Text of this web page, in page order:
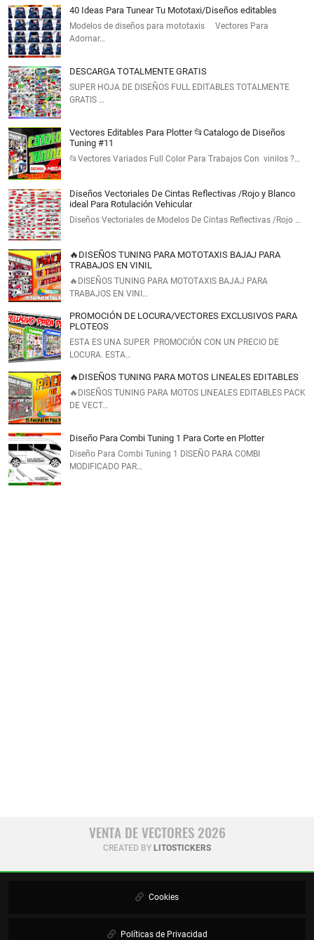
40 Ideas Para Tunear Tu Mototaxi/Diseños editables
Modelos de diseños para mototaxis Vectores Para
Adornar…
DESCARGA TOTALMENTE GRATIS
SUPER HOJA DE DISEÑOS FULL EDITABLES TOTALMENTE
GRATIS …
Vectores Editables Para Plotter 📂Catalogo de Diseños
Tuning #11
📂Vectores Variados Full Color Para Trabajos Con vinilos ?…
Diseños Vectoriales De Cintas Reflectivas /Rojo y Blanco
ideal Para Rotulación Vehicular
Diseños Vectoriales de Modelos De Cintas Reflectivas /Rojo …
🔥DISEÑOS TUNING PARA MOTOTAXIS BAJAJ PARA
TRABAJOS EN VINIL
🔥DISEÑOS TUNING PARA MOTOTAXIS BAJAJ PARA
TRABAJOS EN VINI…
PROMOCIÓN DE LOCURA/VECTORES EXCLUSIVOS PARA
PLOTEOS
ESTA ES UNA SUPER PROMOCIÓN CON UN PRECIO DE
LOCURA. ESTA…
🔥DISEÑOS TUNING PARA MOTOS LINEALES EDITABLES
🔥DISEÑOS TUNING PARA MOTOS LINEALES EDITABLES PACK
DE VECT…
Diseño Para Combi Tuning 1 Para Corte en Plotter
Diseño Para Combi Tuning 1 DISEÑO PARA COMBI
MODIFICADO PAR…
VENTA DE VECTORES 2026
CREATED BY LITOSTICKERS
Cookies
Políticas de Privacidad